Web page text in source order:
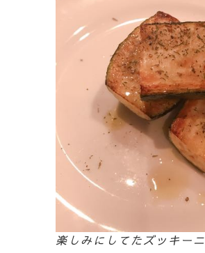
楽しみにしてたズッキーニ